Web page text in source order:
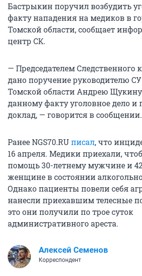
Бастрыкин поручил возбудить
факту нападения на медиков в
Томской области, сообщает
центр СК.
— Председателем Следственного
дано поручение руководителю
Томской области Андрею Щукину
данному факту уголовное дело и
доклад, — говорится в сообщении.
Ранее NGS70.RUписал, что
16 апреля. Медики приехали,
помощь 30-летнему мужчине и
женщине в состоянии
Однако пациенты повели себя
нанесли приехавшим телесные
это они получили по трое суток
административного ареста.
Алексей Семенов
Корреспондент